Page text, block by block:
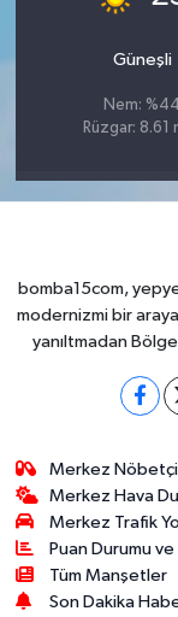
Güneşli
Nem: %44
Rüzgar: 8.61
bomba15com,
modernizmi bir
yanıltmadan
Merkez
Merkez Hava
Merkez Trafik
Puan Durumu
Tüm Manşetler
Son Dakika